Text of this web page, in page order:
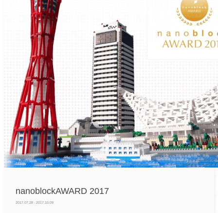
nanoblockAWARD 2017
2017.07.28 - 2017.10.09